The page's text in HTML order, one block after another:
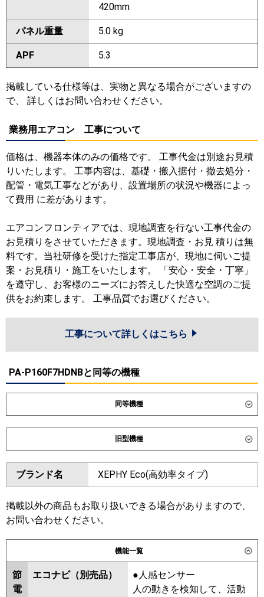
420mm
パネル重量 5.0 kg
APF 5.3
掲載している仕様等は、実物と異なる場合がございますの
で、 詳しくはお問い合わせください。
業務用エアコン 工事について
価格は、機器本体のみの価格です。 工事代金は別途お見積
りいたします。 工事内容は、基礎・搬入据付・撤去処分・
配管・電気工事などがあり、設置場所の状況や機器によっ
て費用 に差があります。
エアコンフロンティアでは、現地調査を行ない工事代金の
お見積りをさせていただきます。現地調査・お見 積りは無
料です。当社研修を受けた指定工事店が、現地に伺いご提
案・お見積り・施工をいたします。 「安心・安全・丁寧」
を遵守し、お客様のニーズにお答えした快適な空調のご提
供をお約束します。 工事品質でお選びください。
工事について詳しくはこちら
PA-P160F7HDNBと同等の機種
同等機種
ダイキン SZRB160CD SDRB160BBD
東芝 GBHB16011MUB GBSB16014MUB
三菱電機 PDZX-HRMP160G6 PDZX-
ERMP160G6
日立 RCB-GP160RHNP5 RCB-
GP160RSHP12
FDRV1606HP6S-ca
パナソニック PA-P160F7KDNC PA-P160F7KDC
旧型機種
ダイキン SZRB160BYD SZRB160BJD
SDRB160BD SZRB160BFD
SZRB160BCD
東芝 RBSB16034MUB
RBHB16031MUB
RBSB16033MU RBHB16031M
ABHB16054M
ABEB16037M RBSB16033M
ABEB16057M ABSB16057M
ブランド名 XEPHY Eco(高効率タイプ)
掲載以外の商品もお取り扱いできる場合がありますので、
お問い合わせください。
機能一覧
節
電
エコナビ（別売品）
●人感センサー
人の動きを検知して、活動